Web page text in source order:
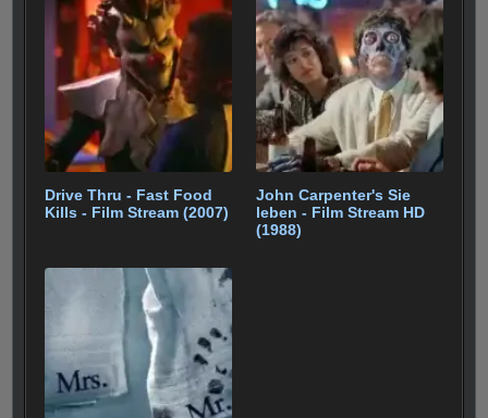
Drive Thru - Fast Food
Kills - Film Stream (2007)
John Carpenter's Sie
leben - Film Stream HD
(1988)